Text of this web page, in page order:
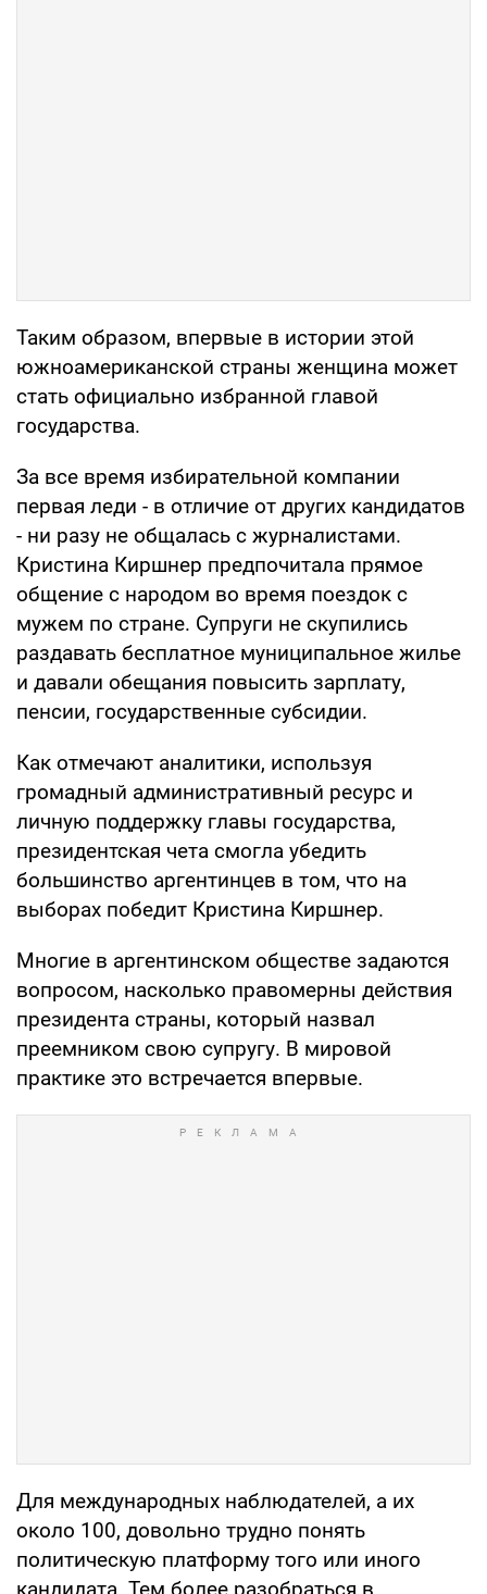
Таким образом, впервые в истории этой
южноамериканской страны женщина может
стать официально избранной главой
государства.
За все время избирательной компании
первая леди - в отличие от других кандидатов
- ни разу не общалась с журналистами.
Кристина Киршнер предпочитала прямое
общение с народом во время поездок с
мужем по стране. Супруги не скупились
раздавать бесплатное муниципальное жилье
и давали обещания повысить зарплату,
пенсии, государственные субсидии.
Как отмечают аналитики, используя
громадный административный ресурс и
личную поддержку главы государства,
президентская чета смогла убедить
большинство аргентинцев в том, что на
выборах победит Кристина Киршнер.
Многие в аргентинском обществе задаются
вопросом, насколько правомерны действия
президента страны, который назвал
преемником свою супругу. В мировой
практике это встречается впервые.
Для международных наблюдателей, а их
около 100, довольно трудно понять
политическую платформу того или иного
кандидата. Тем более разобраться в